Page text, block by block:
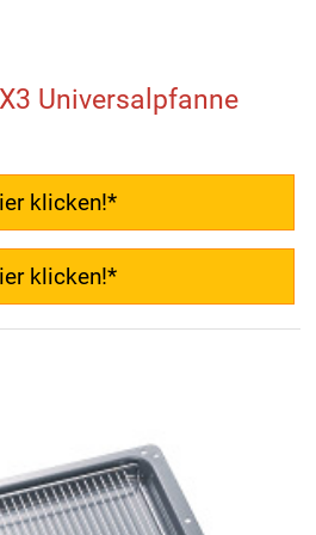
Universalpfanne
klicken!*
klicken!*